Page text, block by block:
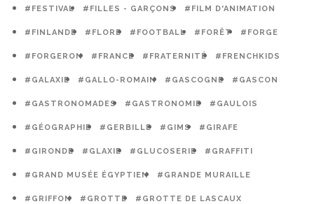
#FESTIVAL #FILLES - GARÇONS #FILM D'ANIMATION
#FINLANDE #FLORE #FOOTBALL #FORÊT #FORGE
#FORGERON #FRANCE #FRATERNITÉ #FRENCHKIDS
#GALAXIE #GALLO-ROMAIN #GASCOGNE #GASCON
#GASTRONOMADES #GASTRONOMIE #GAULOIS
#GÉOGRAPHIE #GERBILLE #GIMS #GIRAFE
#GIRONDE #GLAXIE #GLUCOSERIE #GRAFFITI
#GRAND MUSÉE ÉGYPTIEN #GRANDE MURAILLE
#GRIFFON #GROTTE #GROTTE DE LASCAUX